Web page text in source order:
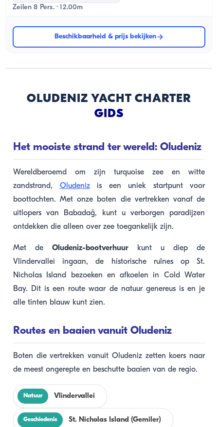
Zeilen 8 Pers. · 12.00m
Beschikbaarheid & prijs bekijken
OLUDENIZ YACHT CHARTER
GIDS
Het mooiste strand ter wereld: Oludeniz
Wereldberoemd om zijn turquoise zee en witte
zandstrand, Oludenizis een uniek startpunt voor
boottochten. Met onze boten die vertrekken vanaf de
uitlopers van Babadağ, kunt u verborgen paradijzen
ontdekken die alleen over zee toegankelijk zijn.
Met de Oludeniz-bootverhuur kunt u diep de
Vlindervallei ingaan, de historische ruïnes op St.
Nicholas Island bezoeken en afkoelen in Cold Water
Bay. Dit is een route waar de natuur genereus is en je
alle tinten blauw kunt zien.
Routes en baaien vanuit Oludeniz
Boten die vertrekken vanuit Oludeniz zetten koers naar
de meest ongerepte en beschutte baaien van de regio.
Natuur Vlindervallei
Geschiedenis St. Nicholas Island (Gemiler)